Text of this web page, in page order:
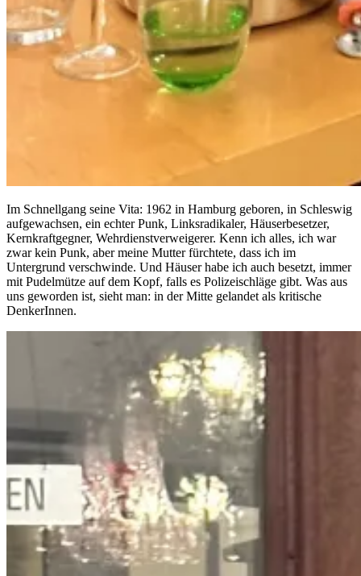
Im Schnellgang seine Vita: 1962 in Hamburg geboren, in Schleswig
aufgewachsen, ein echter Punk, Linksradikaler, Häuserbesetzer,
Kernkraftgegner, Wehrdienstverweigerer. Kenn ich alles, ich war
zwar kein Punk, aber meine Mutter fürchtete, dass ich im
Untergrund verschwinde. Und Häuser habe ich auch besetzt, immer
mit Pudelmütze auf dem Kopf, falls es Polizeischläge gibt. Was aus
uns geworden ist, sieht man: in der Mitte gelandet als kritische
DenkerInnen.